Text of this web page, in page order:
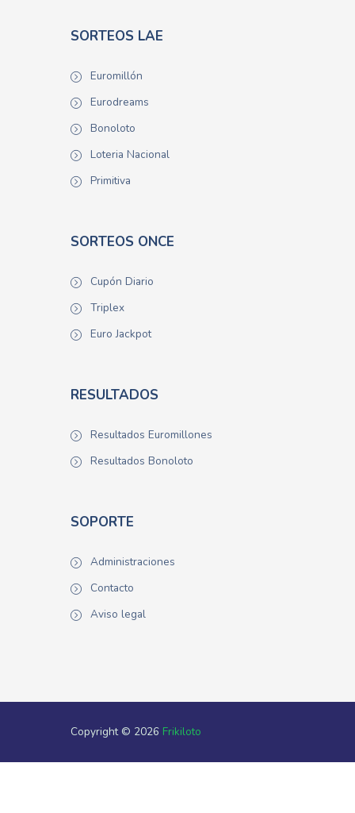
SORTEOS LAE
Euromillón
Eurodreams
Bonoloto
Loteria Nacional
Primitiva
SORTEOS ONCE
Cupón Diario
Triplex
Euro Jackpot
RESULTADOS
Resultados Euromillones
Resultados Bonoloto
SOPORTE
Administraciones
Contacto
Aviso legal
Copyright © 2026 Frikiloto